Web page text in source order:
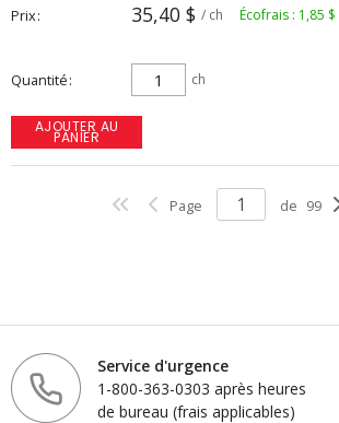
Prix 35,40 $ / ch Écofrais : 1,85 $
Quantité ch
AJOUTER AU
PANIER
Page de 99
Service d'urgence
1-800-363-0303 après heures
de bureau (frais applicables)